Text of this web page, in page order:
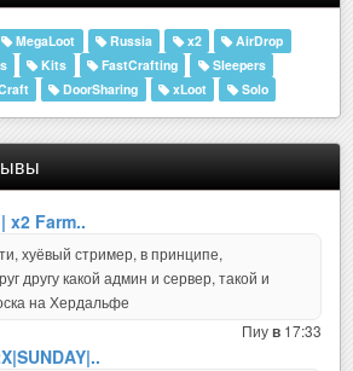
MegaLoot Russia x2
AirDrop
Kits FastCrafting
Sleepers
DoorSharing xLoot Solo
x2 Farm..
хуёвый стример, в принципе,
другу какой админ и сервер, такой и
на Хердальфе
Пиув 17:33